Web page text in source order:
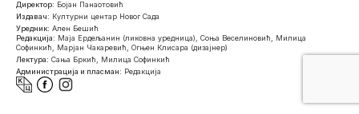
Директор: Бојан Панаотовић
Издавач: Културни центар Новог Сада
Уредник: Ален Бешић
Редакција: Маја Ердељанин (ликовна уредница), Соња Веселиновић, Милица
Софинкић, Марјан Чакаревић, Огњен Клисара (дизајнер)
Лектура: Сања Бркић, Милица Софинкић
Администрација и пласман: Редакција